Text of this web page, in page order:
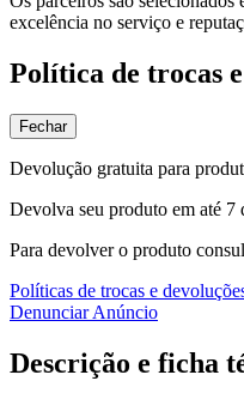
excelência no serviço e
Política de trocas
Fechar
Devolução gratuita para
Devolva seu produto em até 7
Para devolver o produto
Políticas de trocas e
Denunciar Anúncio
Descrição e ficha